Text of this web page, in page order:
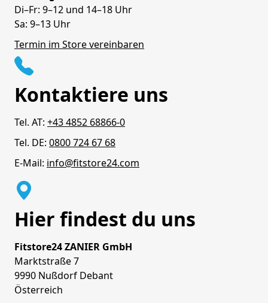
Di–Fr: 9–12 und 14–18 Uhr
Sa: 9–13 Uhr
Termin im Store vereinbaren
Kontaktiere uns
Tel. AT: +43 4852 68866-0
Tel. DE: 0800 724 67 68
E-Mail: info@fitstore24.com
Hier findest du uns
Fitstore24 ZANIER GmbH
Marktstraße 7
9990 Nußdorf Debant
Österreich